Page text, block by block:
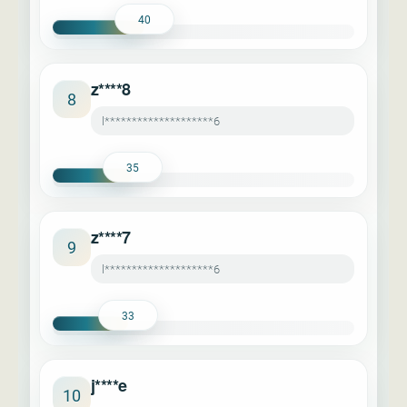
40
8 z****8
l********************6
35
9 z****7
l********************6
33
10 j****e